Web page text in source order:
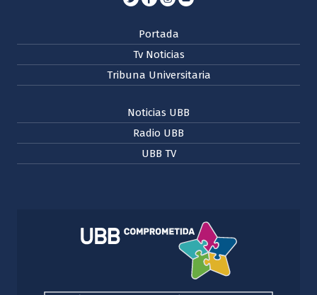
Portada
Tv Noticias
Tribuna Universitaria
Noticias UBB
Radio UBB
UBB TV